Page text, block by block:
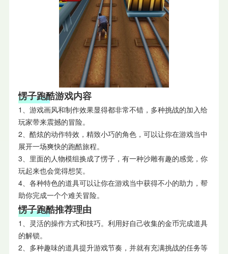
愣子跑酷游戏内容
1、游戏画风和制作效果显得都非常不错，多种挑战的加入给
玩家带来震撼的冒险。
2、酷炫的动作特效，精致小巧的角色，可以让你在游戏当中
展开一场爽快的跑酷旅程。
3、里面的人物模组换成了愣子，有一种沙雕有趣的感觉，你
玩起来也会觉得想笑。
4、各种特色的道具可以让你在游戏当中获得不小的助力，帮
助你完成一个个难关冒险。
愣子跑酷推荐理由
1、灵活的操作方式和技巧。利用好自己收集的金币完成道具
的解锁。
2、多种趣味的道具提升游戏节奏，并就有充满挑战的任务等